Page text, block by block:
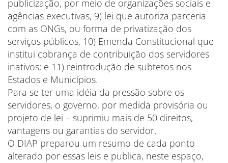
publicização, por meio de organizações sociais e
agências executivas, 9) lei que autoriza parceria
com as ONGs, ou forma de privatização dos
serviços públicos, 10) Emenda Constitucional que
institui cobrança de contribuição dos servidores
inativos; e 11) reintrodução de subtetos nos
Estados e Municípios.
Para se ter uma idéia da pressão sobre os
servidores, o governo, por medida provisória ou
projeto de lei – suprimiu mais de 50 direitos,
vantagens ou garantias do servidor.
O DIAP preparou um resumo de cada ponto
alterado por essas leis e publica, neste espaço,